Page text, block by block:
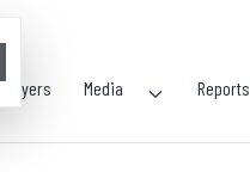
Players Media Reports